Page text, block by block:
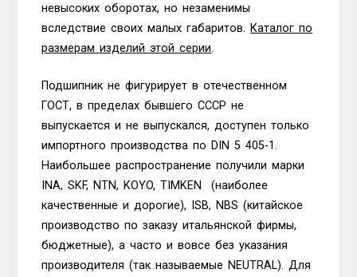
невысоких оборотах, но незаменимы
вследствие своих малых габаритов. Каталог по
размерам изделий этой серии.
Подшипник не фигурирует в отечественном
ГОСТ, в пределах бывшего СССР не
выпускается и не выпускался, доступен только
импортного производства по DIN 5 405-1.
Наибольшее распространение получили марки
INA, SKF, NTN, KOYO, TIMKEN (наиболее
качественные и дорогие), ISB, NBS (китайское
производство по заказу итальянской фирмы,
бюджетные), а часто и вовсе без указания
производителя (так называемые NEUTRAL). Для